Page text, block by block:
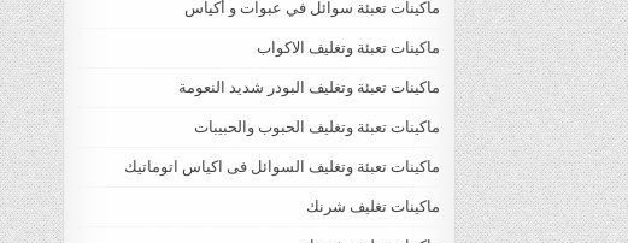
ماكينات تعبئة سوائل في عبوات و أكياس
ماكينات تعبئة وتغليف الاكواب
ماكينات تعبئة وتغليف البودر شديد النعومة
ماكينات تعبئة وتغليف الحبوب والحبيبات
ماكينات تعبئة وتغليف السوائل فى اكياس اتوماتيك
ماكينات تغليف شرنك